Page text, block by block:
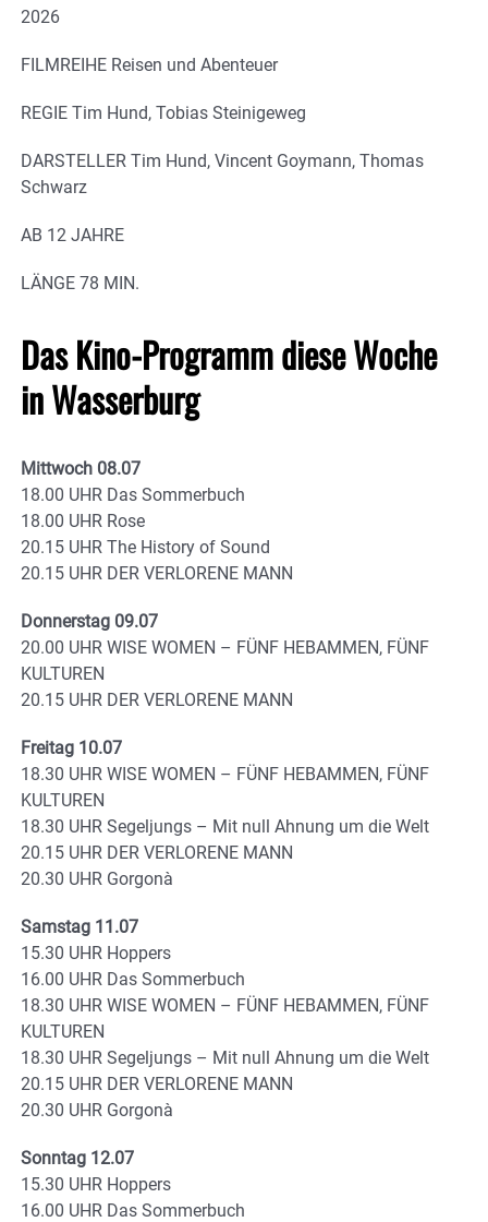
2026
FILMREIHE Reisen und Abenteuer
REGIE Tim Hund, Tobias Steinigeweg
DARSTELLER Tim Hund, Vincent Goymann, Thomas
Schwarz
AB 12 JAHRE
LÄNGE 78 MIN.
Das Kino-Programm diese Woche
in Wasserburg
Mittwoch 08.07
18.00 UHR Das Sommerbuch
18.00 UHR Rose
20.15 UHR The History of Sound
20.15 UHR DER VERLORENE MANN
Donnerstag 09.07
20.00 UHR WISE WOMEN – FÜNF HEBAMMEN, FÜNF
KULTUREN
20.15 UHR DER VERLORENE MANN
Freitag 10.07
18.30 UHR WISE WOMEN – FÜNF HEBAMMEN, FÜNF
KULTUREN
18.30 UHR Segeljungs – Mit null Ahnung um die Welt
20.15 UHR DER VERLORENE MANN
20.30 UHR Gorgonà
Samstag 11.07
15.30 UHR Hoppers
16.00 UHR Das Sommerbuch
18.30 UHR WISE WOMEN – FÜNF HEBAMMEN, FÜNF
KULTUREN
18.30 UHR Segeljungs – Mit null Ahnung um die Welt
20.15 UHR DER VERLORENE MANN
20.30 UHR Gorgonà
Sonntag 12.07
15.30 UHR Hoppers
16.00 UHR Das Sommerbuch